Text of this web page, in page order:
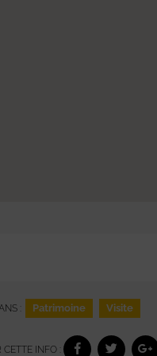
: Patrimoine Visite
CETTE INFO :